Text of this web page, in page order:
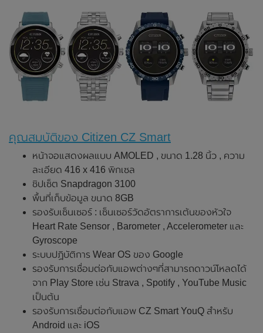
คุณสมบัติของ Citizen CZ Smart
หน้าจอแสดงผลแบบ AMOLED , ขนาด 1.28 นิ้ว , ความ
ละเอียด 416 x 416 พิกเซล
ชิปเซ็ต Snapdragon 3100
พื้นที่เก็บข้อมูล ขนาด 8GB
รองรับเซ็นเซอร์ : เซ็นเซอร์วัดอัตราการเต้นของหัวใจ
Heart Rate Sensor , Barometer , Accelerometer และ
Gyroscope
ระบบปฏิบัติการ Wear OS ของ Google
รองรับการเชื่อมต่อกับแอพต่างๆที่สามารถดาวน์โหลดได้
จาก Play Store เช่น Strava , Spotify , YouTube Music
เป็นต้น
รองรับการเชื่อมต่อกับแอพ CZ Smart YouQ สำหรับ
Android และ iOS